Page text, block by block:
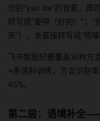
识别“yao de”的音素，再
转写成“要得（好的）”；“
天”），会直接转写成“唠嗑
飞书智能纪要覆盖16种方
+条语料训练，方言识别
45%。
第二层：语境补全